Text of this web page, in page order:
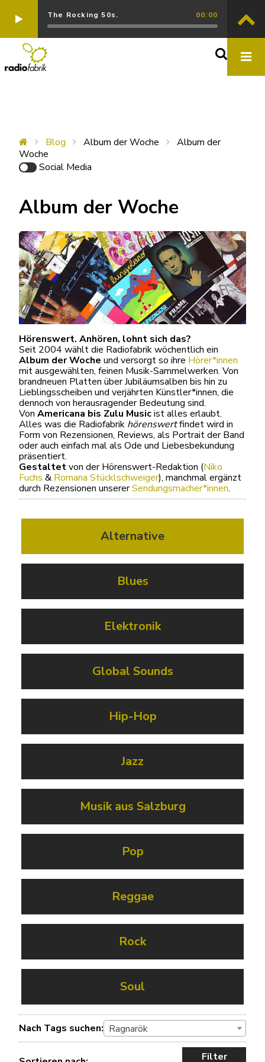
The Rocking 50s. 00:00
Blog Album der Woche
Album der
Woche
Social Media
Album der Woche
Hörenswert. Anhören, lohnt sich das?
Seit 2004 wählt die Radiofabrik wöchentlich ein
Album der Woche und versorgt so ihre Hörer*innen
mit ausgewählten, feinen Musik-Sammelwerken. Von
brandneuen Platten über Jubiläumsalben bis hin zu
Lieblingsscheiben und verjährten Künstler*innen, die
dennoch von herausragender Bedeutung sind.
Von Americana bis Zulu Musicist alles erlaubt.
Alles was die Radiofabrik hörenswertfindet wird in
Form von Rezensionen, Reviews, als Portrait der Band
oder auch einfach mal als Ode und Liebesbekundung
präsentiert.
Gestaltetvon der Hörenswert-Redaktion (Niko
Fuchs & Romana Stücklschweiger), manchmal ergänzt
durch Rezensionen unsererSendungsmacher*innen.
Alternative
Blues
Elektronik
Global Sounds
Hip-Hop
Jazz
Musik aus Salzburg
Pop
Reggae
Rock
Soul
Nach Tags suchen: Ragnarök
Filter